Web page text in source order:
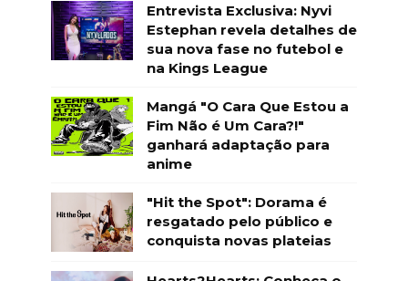
Entrevista Exclusiva: Nyvi
Estephan revela detalhes de
sua nova fase no futebol e
na Kings League
Mangá "O Cara Que Estou a
Fim Não é Um Cara?!"
ganhará adaptação para
anime
"Hit the Spot": Dorama é
resgatado pelo público e
conquista novas plateias